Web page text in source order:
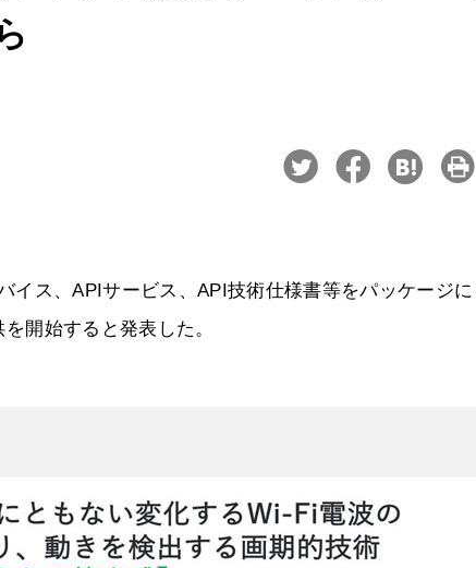
イス、APIサービス、API技術仕様書等をパッケージに
開始すると発表した。